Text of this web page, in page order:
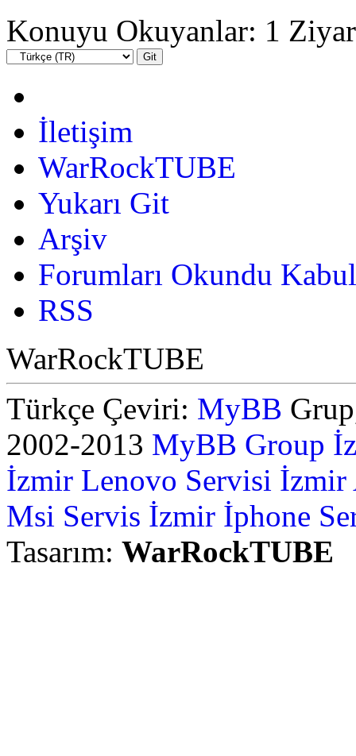
Konuyu Okuyanlar: 1
İletişim
WarRockTUBE
Yukarı Git
Arşiv
Forumları Okundu
RSS
WarRockTUBE
Türkçe Çeviri: MyBB
2002-2013 MyBB Group
İzmir Lenovo Servisi İzmir
Msi Servis İzmir İphone
Tasarım: WarRockTUBE